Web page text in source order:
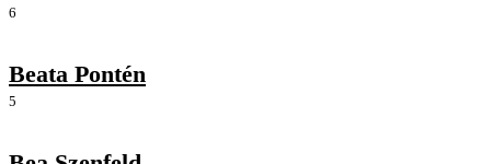
6
Beata Pontén
5